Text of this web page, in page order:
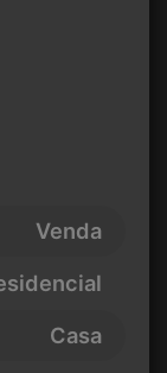
Venda
Casa